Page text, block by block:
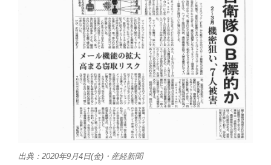
出典：2020年9月4日(金)・産経新聞